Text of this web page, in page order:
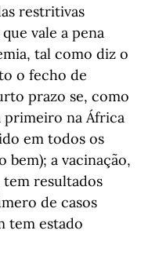
restritivas
vale a pena
tal como diz o
o fecho de
prazo se, como
primeiro na África
em todos os
bem); a vacinação,
tem resultados
de casos
tem estado